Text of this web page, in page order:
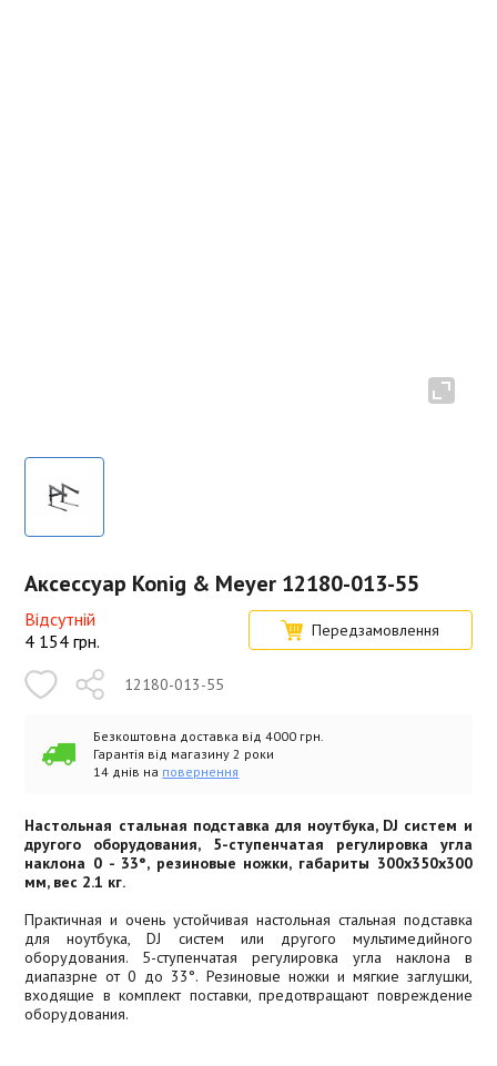
Аксессуар Konig & Meyer 12180-013-55
Відсутній
4 154 грн. Передзамовлення
12180-013-55
Безкоштовна доставка від 4000 грн.
Гарантія від магазину 2 роки
14 днів на повернення
Настольная стальная подставка для ноутбука, DJ систем и
другого оборудования, 5-ступенчатая регулировка угла
наклона 0 - 33°, резиновые ножки, габариты 300x350x300
мм, вес 2.1 кг.
Практичная и очень устойчивая настольная стальная подставка
для ноутбука, DJ систем или другого мультимедийного
оборудования. 5-ступенчатая регулировка угла наклона в
диапазрне от 0 до 33°. Резиновые ножки и мягкие заглушки,
входящие в комплект поставки, предотвращают повреждение
оборудования.